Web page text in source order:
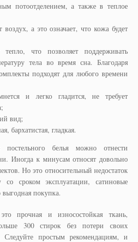
потоотделением, а также в теплое
а это означает, что кожа будет
что позволяет поддерживать
тела во время сна. Благодаря
подходят для любого времени
и легко гладится, не требует
вид;
бархатистая, гладкая.
белья можно отнести
Иногда к минусам относят довольно
Но это относительный недостаток
сроком эксплуатации, сатиновые
покупка.
прочная и износостойкая ткань,
300 стирок без потери своих
Следуйте простым рекомендациям, и